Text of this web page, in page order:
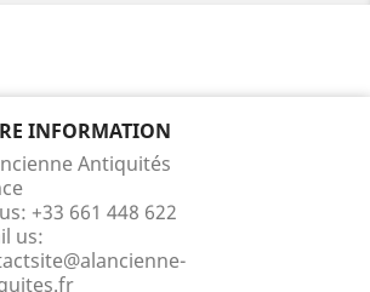
INFORMATION
Antiquités
+33 661 448 622
us: